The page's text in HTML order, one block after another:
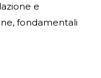
e
fondamentali